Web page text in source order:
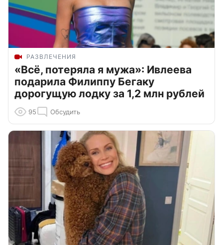
РАЗВЛЕЧЕНИЯ
«Всё, потеряла я мужа»: Ивлеева
подарила Филиппу Бегаку
дорогущую лодку за 1,2 млн рублей
95 Обсудить